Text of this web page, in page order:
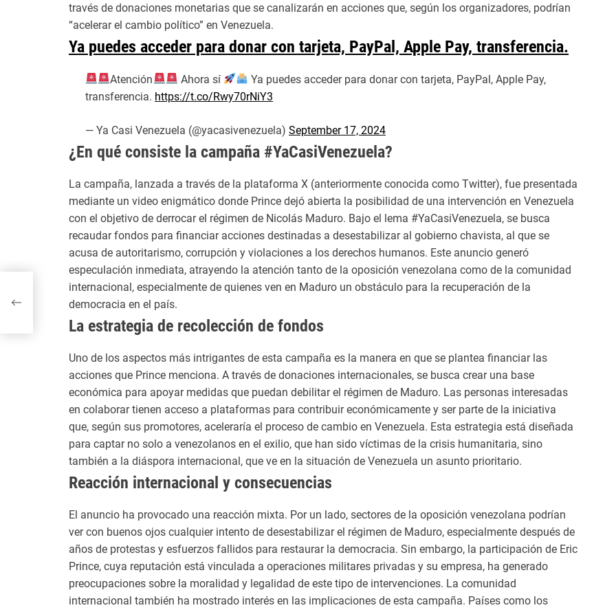
través de donaciones monetarias que se canalizarán en acciones que, según los organizadores, podrían
“acelerar el cambio político” en Venezuela.
Ya puedes acceder para donar con tarjeta, PayPal, Apple Pay, transferencia.
Atención Ahora sí
Ya puedes acceder para donar con tarjeta, PayPal, Apple Pay,
transferencia. https://t.co/Rwy70rNiY3
— Ya Casi Venezuela (@yacasivenezuela) September 17, 2024
¿En qué consiste la campaña #YaCasiVenezuela?
La campaña, lanzada a través de la plataforma X (anteriormente conocida como Twitter), fue presentada
mediante un video enigmático donde Prince dejó abierta la posibilidad de una intervención en Venezuela
con el objetivo de derrocar el régimen de Nicolás Maduro. Bajo el lema #YaCasiVenezuela, se busca
recaudar fondos para financiar acciones destinadas a desestabilizar al gobierno chavista, al que se
acusa de autoritarismo, corrupción y violaciones a los derechos humanos. Este anuncio generó
especulación inmediata, atrayendo la atención tanto de la oposición venezolana como de la comunidad
internacional, especialmente de quienes ven en Maduro un obstáculo para la recuperación de la
democracia en el país.
La estrategia de recolección de fondos
Uno de los aspectos más intrigantes de esta campaña es la manera en que se plantea financiar las
acciones que Prince menciona. A través de donaciones internacionales, se busca crear una base
económica para apoyar medidas que puedan debilitar el régimen de Maduro. Las personas interesadas
en colaborar tienen acceso a plataformas para contribuir económicamente y ser parte de la iniciativa
que, según sus promotores, aceleraría el proceso de cambio en Venezuela. Esta estrategia está diseñada
para captar no solo a venezolanos en el exilio, que han sido víctimas de la crisis humanitaria, sino
también a la diáspora internacional, que ve en la situación de Venezuela un asunto prioritario.
Reacción internacional y consecuencias
El anuncio ha provocado una reacción mixta. Por un lado, sectores de la oposición venezolana podrían
ver con buenos ojos cualquier intento de desestabilizar el régimen de Maduro, especialmente después de
años de protestas y esfuerzos fallidos para restaurar la democracia. Sin embargo, la participación de Eric
Prince, cuya reputación está vinculada a operaciones militares privadas y su empresa, ha generado
preocupaciones sobre la moralidad y legalidad de este tipo de intervenciones. La comunidad
internacional también ha mostrado interés en las implicaciones de esta campaña. Países como los